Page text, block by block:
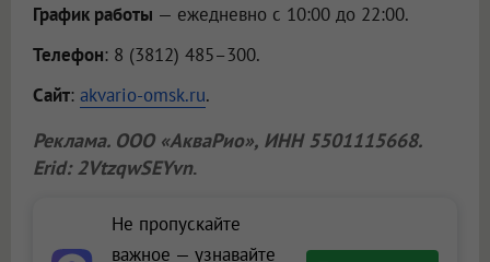
График работы — ежедневно с 10:00 до 22:00.
Телефон: 8 (3812) 485–300.
Сайт: akvario-omsk.ru.
Реклама. ООО «АкваРио», ИНН 5501115668.
Erid: 2VtzqwSEYvn.
Не пропускайте
важное — узнавайте